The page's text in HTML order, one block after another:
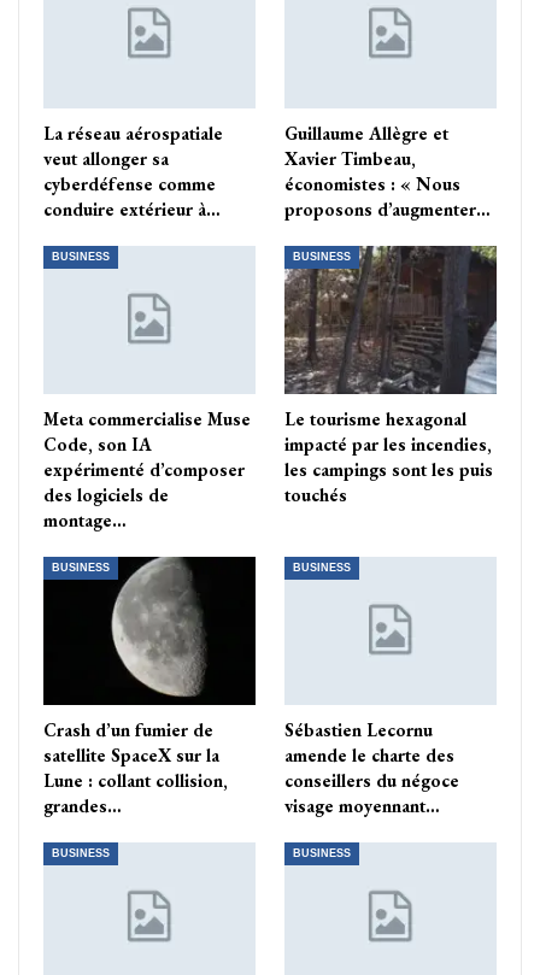
La réseau aérospatiale
veut allonger sa
cyberdéfense comme
conduire extérieur à…
Guillaume Allègre et
Xavier Timbeau,
économistes : « Nous
proposons d’augmenter…
BUSINESS
Meta commercialise Muse
Code, son IA
expérimenté d’composer
des logiciels de
montage…
BUSINESS
Le tourisme hexagonal
impacté par les incendies,
les campings sont les puis
touchés
BUSINESS
Crash d’un fumier de
satellite SpaceX sur la
Lune : collant collision,
grandes…
BUSINESS
Sébastien Lecornu
amende le charte des
conseillers du négoce
visage moyennant…
BUSINESS BUSINESS